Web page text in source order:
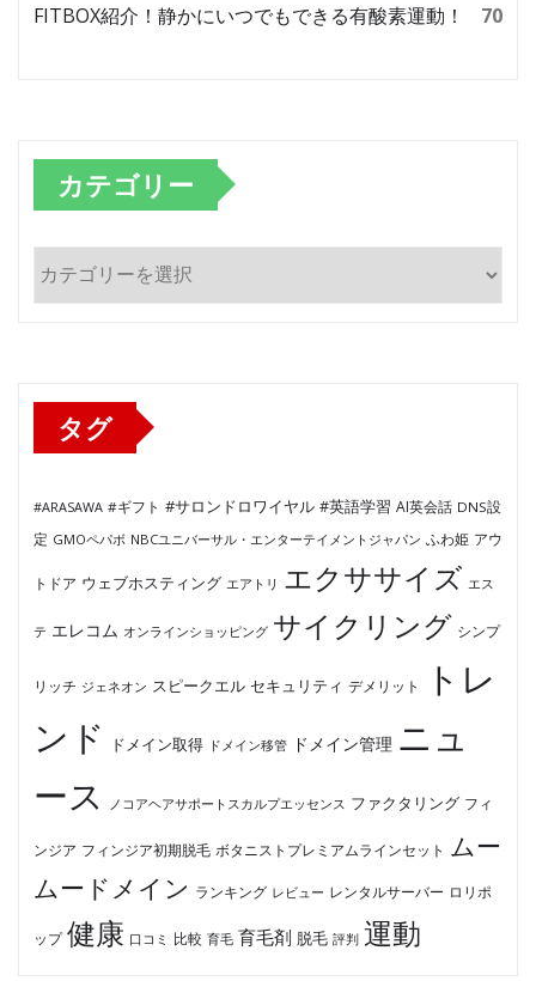
FITBOX紹介！静かにいつでもできる有酸素運動！
70
カテゴリー
カ
タグ
#ARASAWA #ギフト #サロンドロワイヤル #英語学習 AI英会話 DNS設
定 GMOペパボ NBCユニバーサル・エンターテイメントジャパン ふわ姫 アウ
トドア ウェブホスティング エアトリ エクササイズ エス
テ エレコム オンラインショッピング サイクリング シンプ
リッチ ジェネオン スピークエル セキュリティ デメリット
トレ
ンド
ドメイン取得 ドメイン移管 ドメイン管理 ニュ
ース
ノコアヘアサポートスカルプエッセンス ファクタリング フィ
ンジア フィンジア初期脱毛 ボタニストプレミアムラインセット ムー
ムードメイン ランキング レビュー レンタルサーバー ロリポ
ップ 健康 口コミ 比較 育毛 育毛剤 脱毛 評判 運動